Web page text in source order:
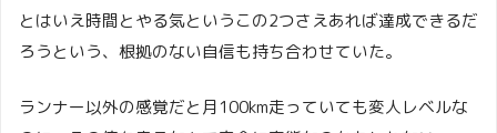
とはいえ時間とやる気というこの2つさえあれば達成できるだ
ろうという、根拠のない自信も持ち合わせていた。
ランナー以外の感覚だと月100km走っていても変人レベルな